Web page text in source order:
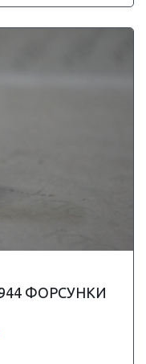
ФОРСУНКИ